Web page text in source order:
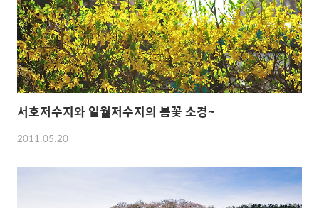
서호저수지와 일월저수지의 봄꽃 소경~
2011.05.20